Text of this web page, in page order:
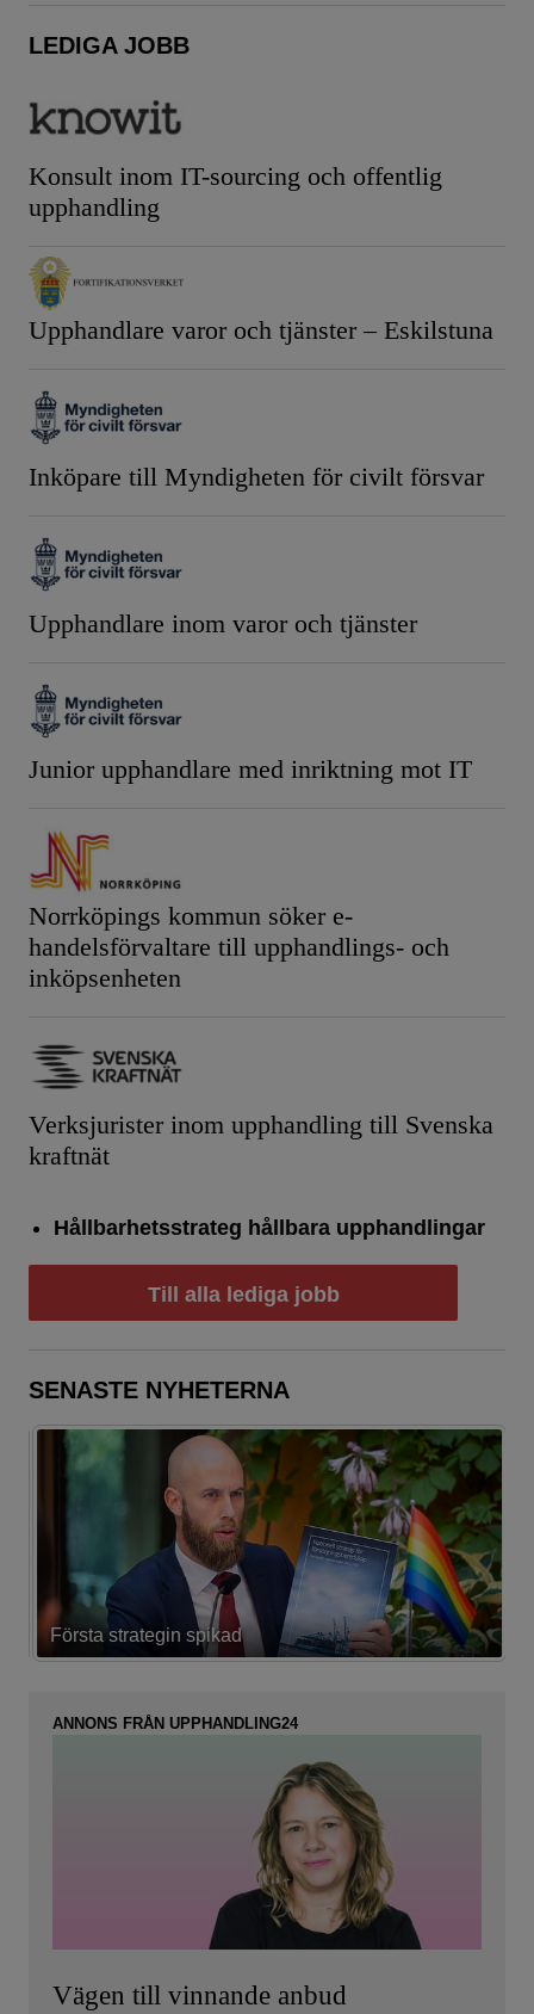
LEDIGA JOBB
Konsult inom IT-sourcing och offentlig
upphandling
Upphandlare varor och tjänster – Eskilstuna
Inköpare till Myndigheten för civilt försvar
Upphandlare inom varor och tjänster
Junior upphandlare med inriktning mot IT
Norrköpings kommun söker e-
handelsförvaltare till upphandlings- och
inköpsenheten
Verksjurister inom upphandling till Svenska
kraftnät
Hållbarhetsstrateg hållbara upphandlingar
Till alla lediga jobb
SENASTE NYHETERNA
Första strategin spikad
ANNONS FRÅN UPPHANDLING24
Vägen till vinnande anbud